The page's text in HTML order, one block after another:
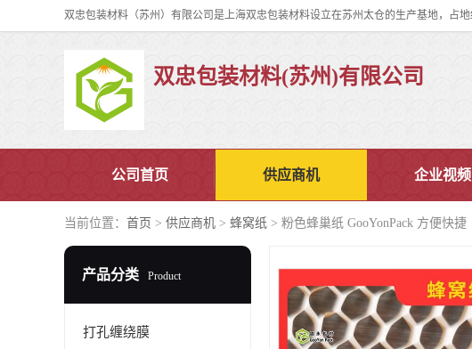
双忠包装材料(苏州)有限公司
公司首页 供应商机 企业视频
当前位置： 首页 > 供应商机 > 蜂窝纸 > 粉色蜂巢纸 GooYonPack 方便快捷
产品分类 Product
打孔缠绕膜